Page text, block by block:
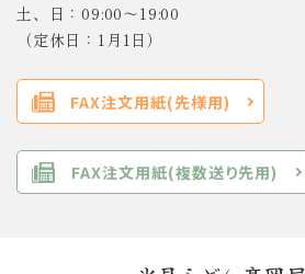
土、日：09:00～19:00
（定休日：1月1日）
FAX注文用紙(先様用)
FAX注文用紙(複数送り先用)